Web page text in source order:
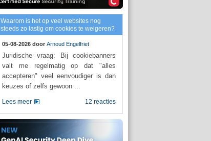
Waarom is het op veel websites nog
steeds zo lastig om cookies te weigeren?
05-08-2026 door Arnoud Engelfriet
Juridische vraag: Bij cookiebanners
valt me regelmatig op dat "alles
accepteren" veel eenvoudiger is dan
keuzes of zelfs gewoon ...
12 reacties
Lees meer